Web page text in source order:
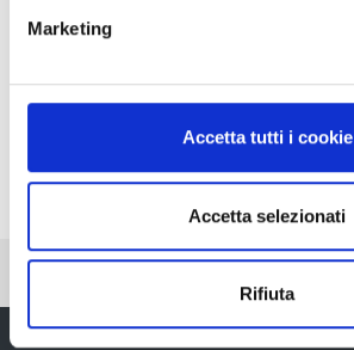
Marketing
Accetta tutti i cookie
Accetta selezionati
Rifiuta
Pubblicato: 01 Dicembre 2025